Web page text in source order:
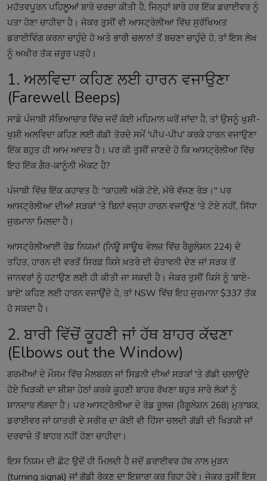
ਮਹੱਤਵਪੂਰਨ ਪਹਿਲੂਆਂ ਬਾਰੇ ਚਰਚਾ ਕੀਤੀ ਹੈ, ਜਿਨ੍ਹਾਂ ਬਾਰੇ ਹਰ ਇੱਕ ਡਰਾਈਵਰ ਨੂੰ
ਪਤਾ ਹੋਣਾ ਚਾਹੀਦਾ ਹੈ। ਜੇਕਰ ਤੁਸੀਂ ਵੀ ਆਸਟ੍ਰੇਲੀਆ ਵਿੱਚ ਸੁਰੱਖਿਅਤ
ਡਰਾਈਵਿੰਗ ਕਰਨਾ ਚਾਹੁੰਦੇ ਹੋ ਅਤੇ ਭਾਰੀ ਚਲਾਨਾਂ ਤੋਂ ਬਚਣਾ ਚਾਹੁੰਦੇ ਹੋ, ਤਾਂ ਇਸ ਲੇਖ
ਨੂੰ ਅਖੀਰ ਤੱਕ ਜ਼ਰੂਰ ਪੜ੍ਹੋ।
1. ਅਲਵਿਦਾ ਕਹਿਣ ਲਈ ਹਾਰਨ ਵਜਾਉਣਾ
(Farewell Beeps)
ਸਾਡੇ ਪੰਜਾਬੀ ਸੱਭਿਆਚਾਰ ਵਿੱਚ ਜਦੋਂ ਕੋਈ ਮਹਿਮਾਨ ਘਰੋਂ ਜਾਂਦਾ ਹੈ, ਤਾਂ ਉਸਨੂੰ ਖੁਸ਼ੀ-
ਖੁਸ਼ੀ ਅਲਵਿਦਾ ਕਹਿਣ ਲਈ ਗੱਡੀ ਤੋਰਦੇ ਸਮੇਂ 'ਪੀਪ-ਪੀਪ' ਕਰਕੇ ਹਾਰਨ ਵਜਾਉਣਾ
ਇੱਕ ਬਹੁਤ ਹੀ ਆਮ ਆਦਤ ਹੈ। ਪਰ ਕੀ ਤੁਸੀਂ ਜਾਣਦੇ ਹੋ ਕਿ ਆਸਟ੍ਰੇਲੀਆ ਵਿੱਚ
ਇਹ ਇੱਕ ਗੈਰ-ਕਾਨੂੰਨੀ ਐਕਟ ਹੈ?
ਪੰਜਾਬੀ ਵਿੱਚ ਇੱਕ ਕਹਾਵਤ ਹੈ: "ਕਾਹਲੀ ਅੱਗੇ ਟੋਏ, ਮੱਥੇ ਵੱਜਣ ਰੋੜ।" ਪਰ
ਆਸਟ੍ਰੇਲੀਆ ਦੀਆਂ ਸੜਕਾਂ 'ਤੇ ਬਿਨਾਂ ਵਜ੍ਹਾ ਹਾਰਨ ਵਜਾਉਣ 'ਤੇ ਟੋਏ ਨਹੀਂ, ਸਿੱਧਾ
ਜੁਰਮਾਨਾ ਮਿਲਦਾ ਹੈ।
ਆਸਟ੍ਰੇਲੀਆਈ ਰੋਡ ਨਿਯਮਾਂ (ਨਿਊ ਸਾਊਥ ਵੇਲਜ਼ ਵਿੱਚ ਰੈਗੂਲੇਸ਼ਨ 224) ਦੇ
ਤਹਿਤ, ਹਾਰਨ ਦੀ ਵਰਤੋਂ ਸਿਰਫ਼ ਕਿਸੇ ਖ਼ਤਰੇ ਦੀ ਚੇਤਾਵਨੀ ਦੇਣ ਜਾਂ ਸੜਕ ਤੋਂ
ਜਾਨਵਰਾਂ ਨੂੰ ਹਟਾਉਣ ਲਈ ਹੀ ਕੀਤੀ ਜਾ ਸਕਦੀ ਹੈ। ਜੇਕਰ ਤੁਸੀਂ ਕਿਸੇ ਨੂੰ 'ਬਾਏ-
ਬਾਏ' ਕਹਿਣ ਲਈ ਹਾਰਨ ਵਜਾਉਂਦੇ ਹੋ, ਤਾਂ NSW ਵਿੱਚ ਇਹ ਜੁਰਮਾਨਾ $337 ਤੱਕ
ਹੋ ਸਕਦਾ ਹੈ।
2. ਬਾਰੀ ਵਿੱਚੋਂ ਕੂਹਣੀ ਜਾਂ ਹੱਥ ਬਾਹਰ ਕੱਢਣਾ
(Elbows out the Window)
ਗਰਮੀਆਂ ਦੇ ਮੌਸਮ ਵਿੱਚ ਮੈਲਬਰਨ ਜਾਂ ਸਿਡਨੀ ਦੀਆਂ ਸੜਕਾਂ 'ਤੇ ਗੱਡੀ ਚਲਾਉਂਦੇ
ਹੋਏ ਖਿੜਕੀ ਦਾ ਸ਼ੀਸ਼ਾ ਹੇਠਾਂ ਕਰਕੇ ਕੂਹਣੀ ਬਾਹਰ ਰੱਖਣਾ ਬਹੁਤ ਸਾਰੇ ਲੋਕਾਂ ਨੂੰ
ਸ਼ਾਨਦਾਰ ਲੱਗਦਾ ਹੈ। ਪਰ ਆਸਟ੍ਰੇਲੀਆ ਦੇ ਰੋਡ ਰੂਲਜ਼ (ਰੈਗੂਲੇਸ਼ਨ 268) ਮੁਤਾਬਕ,
ਡਰਾਈਵਰ ਜਾਂ ਯਾਤਰੀ ਦੇ ਸਰੀਰ ਦਾ ਕੋਈ ਵੀ ਹਿੱਸਾ ਚਲਦੀ ਗੱਡੀ ਦੀ ਖਿੜਕੀ ਜਾਂ
ਦਰਵਾਜ਼ੇ ਤੋਂ ਬਾਹਰ ਨਹੀਂ ਹੋਣਾ ਚਾਹੀਦਾ।
ਇਸ ਨਿਯਮ ਦੀ ਛੋਟ ਉਦੋਂ ਹੀ ਮਿਲਦੀ ਹੈ ਜਦੋਂ ਡਰਾਈਵਰ ਹੱਥ ਨਾਲ ਮੁੜਨ
(turning signal) ਜਾਂ ਗੱਡੀ ਰੋਕਣ ਦਾ ਇਸ਼ਾਰਾ ਕਰ ਰਿਹਾ ਹੋਵੇ। ਜੇਕਰ ਤੁਸੀਂ ਇਸ